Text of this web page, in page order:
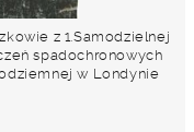
z 1.Samodzielnej
spadochronowych
w Londynie